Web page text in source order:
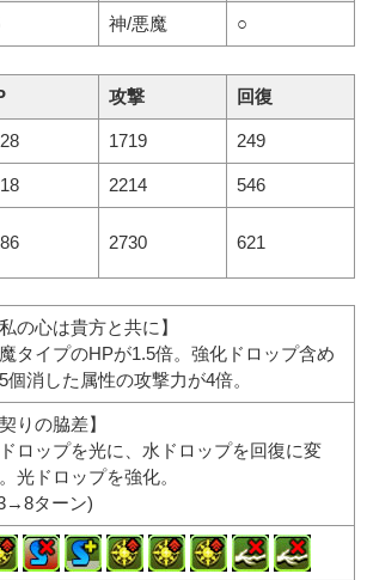
神/悪魔 ○
攻撃 回復
1719 249
2214 546
2730 621
私の心は貴方と共に】
タイプのHPが1.5倍。強化ドロップ含め
個消した属性の攻撃力が4倍。
契りの脇差】
ロップを光に、水ドロップを回復に変
光ドロップを強化。
ターン)